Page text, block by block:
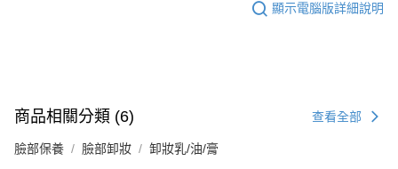
顯示電腦版詳細說明
商品相關分類 (6) 查看全部
臉部保養 臉部卸妝 卸妝乳/油/膏